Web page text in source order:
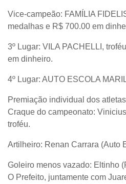
Vice-campeão: FAMÍLIA
medalhas e R$ 700.00 em
3º Lugar: VILA PACHELLI,
em dinheiro.
4º Lugar: AUTO ESCOLA
Premiação individual dos
Craque do campeonato:
troféu.
Artilheiro: Renan Carrara (Auto
Goleiro menos vazado: Eltinho
O Prefeito, juntamente com